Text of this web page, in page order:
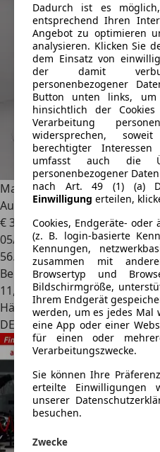
Dadurch ist es
entsprechend Ihren
Angebot zu optimieren
analysieren. Klicken Sie
dem Einsatz von
der damit
personenbezogener
Button unten links, um
hinsichtlich der
Verarbeitung
widersprechen,
berechtigter
umfasst auch die
personenbezogener
nach Art. 49 (1) (a)
Einwilligung erteilen,
Cookies, Endgeräte-
(z. B. login-basierte
Kennungen,
zusammen mit
Browsertyp und
Bildschirmgröße,
Ihrem Endgerät
werden, um es jedes Mal
eine App oder einer
für einen oder
Verarbeitungszwecke.
Sie können Ihre
erteilte Einwilligungen
unserer
besuchen.
Zwecke
Maserati Ghibli3.0 V6
€ 32.9901
05/2019
56.500 km
Benzin
11,0 l/100 km (komb.)
Händler
DE 72072